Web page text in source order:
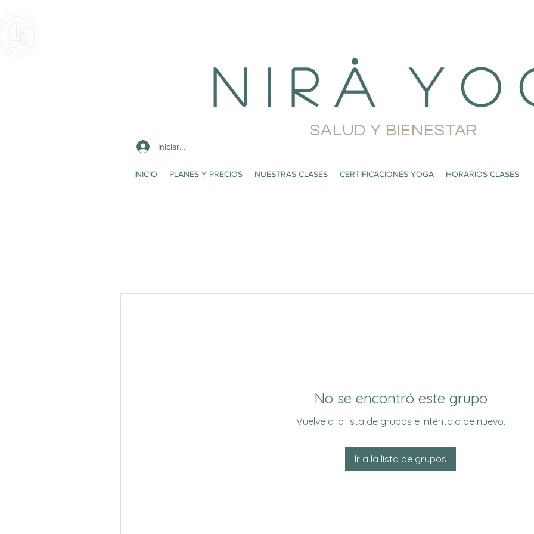
N i r å Y o
Iniciar sesión
INICIO PLANES Y PRECIOS NUESTRAS CLASES CERTIFICACIONES YOGA HORARIOS CLASES
SALUD Y BIENESTAR
No se encontró este grupo
Vuelve a la lista de grupos e inténtalo de nuevo.
Ir a la lista de grupos